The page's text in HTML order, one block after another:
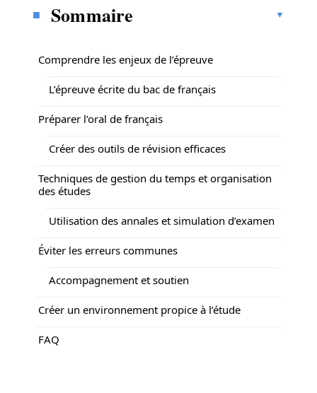
Sommaire
Comprendre les enjeux de l’épreuve
L’épreuve écrite du bac de français
Préparer l’oral de français
Créer des outils de révision efficaces
Techniques de gestion du temps et organisation
des études
Utilisation des annales et simulation d’examen
Éviter les erreurs communes
Accompagnement et soutien
Créer un environnement propice à l’étude
FAQ